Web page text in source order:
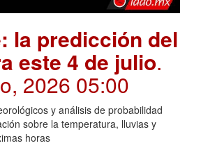
la predicción del
este 4 de julio.
2026 05:00
y análisis de probabilidad
sobre la temperatura, lluvias y
horas